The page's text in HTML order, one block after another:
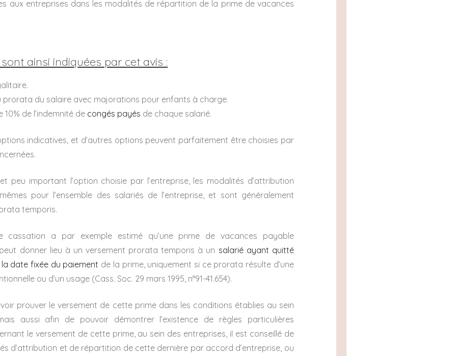
aux entreprises dans les modalités de répartition de la prime de vacances
ainsi indiquées par cet avis :
prorata du salaire avec majorations pour enfants à charge.
de l’indemnité de congés payés de chaque salarié.
indicatives, et d’autres options peuvent parfaitement être choisies par
peu important l’option choisie par l’entreprise, les modalités d’attribution
pour l’ensemble des salariés de l’entreprise, et sont généralement
temporis.
cassation a par exemple estimé qu’une prime de vacances payable
donner lieu à un versement prorata temporis à un salarié ayant quitté
la date fixée du paiement de la prime, uniquement si ce prorata résulte d’une
ou d’un usage (Cass. Soc. 29 mars 1995, n°91-41.654).
prouver le versement de cette prime dans les conditions établies au sein
aussi afin de pouvoir démontrer l’existence de règles particulières
le versement de cette prime, au sein des entreprises, il est conseillé de
d’attribution et de répartition de cette dernière par accord d’entreprise, ou